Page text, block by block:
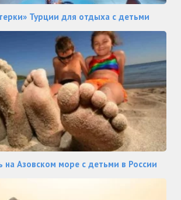
Турции для отдыха с детьми
на Азовском море с детьми в России